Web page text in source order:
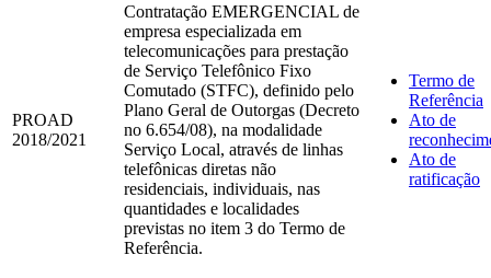
PROAD
2018/2021
Contratação EMERGENCIAL de
empresa especializada em
telecomunicações para prestação
de Serviço Telefônico Fixo
Comutado (STFC), definido pelo
Plano Geral de Outorgas (Decreto
no 6.654/08), na modalidade
Serviço Local, através de linhas
telefônicas diretas não
residenciais, individuais, nas
quantidades e localidades
previstas no item 3 do Termo de
Referência.
Termo de
Referência
Ato de
Ato de
ratificação